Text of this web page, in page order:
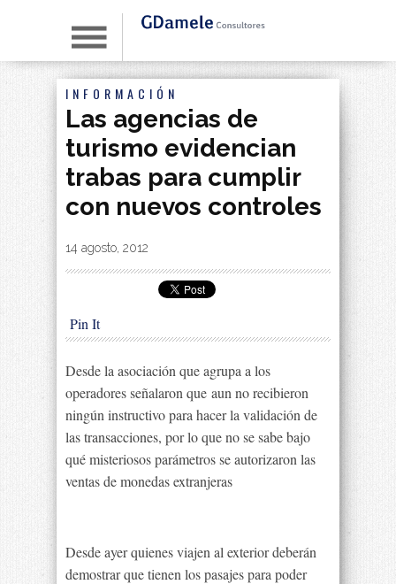
INFORMACIÓN
Las agencias de
turismo evidencian
trabas para cumplir
con nuevos controles
By|
14 agosto, 2012
Pin It
Desde la asociación que agrupa a los
operadores señalaron que aun no recibieron
ningún instructivo para hacer la validación de
las transacciones, por lo que no se sabe bajo
qué misteriosos parámetros se autorizaron las
ventas de monedas extranjeras
Desde ayer quienes viajen al exterior deberán
demostrar que tienen los pasajes para poder